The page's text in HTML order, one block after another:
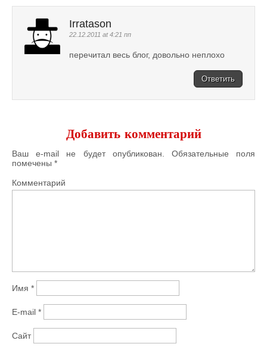
Irratason
22.12.2011 at 4:21 пп
перечитал весь блог, довольно неплохо
Ответить
Добавить комментарий
Ваш e-mail не будет опубликован.
Обязательные поля
помечены *
Комментарий
Имя *
E-mail *
Сайт